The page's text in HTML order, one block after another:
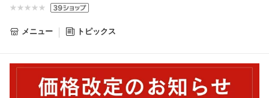
メニュー トピックス